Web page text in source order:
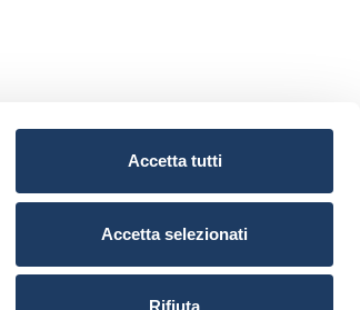
Accetta tutti
Accetta selezionati
Rifiuta